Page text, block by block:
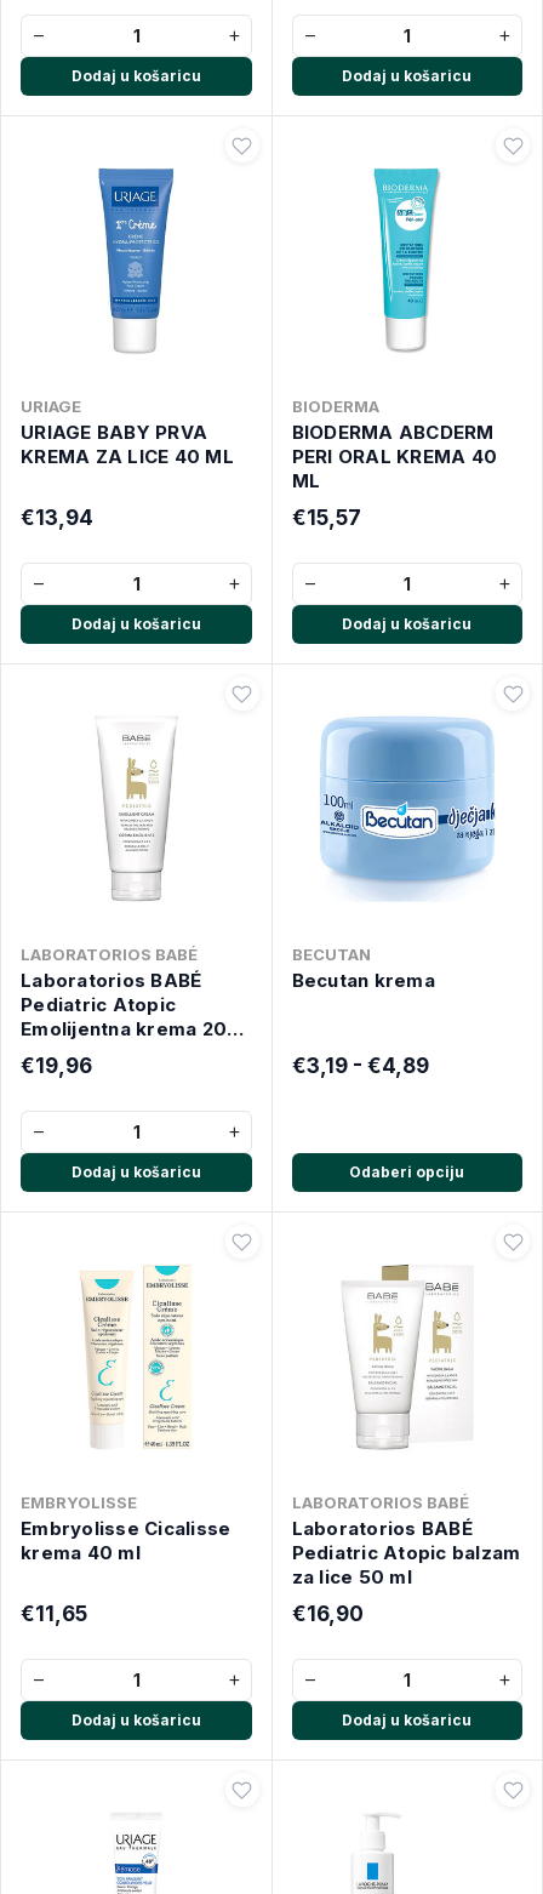
− +
Dodaj u košaricu
− +
Dodaj u košaricu
URIAGE
URIAGE BABY PRVA
KREMA ZA LICE 40 ML
€13,94
− +
Dodaj u košaricu
BIODERMA
BIODERMA ABCDERM
PERI ORAL KREMA 40
ML
€15,57
− +
Dodaj u košaricu
LABORATORIOS BABÉ
Laboratorios BABÉ
Pediatric Atopic
Emolijentna krema 200
ml
€19,96
− +
Dodaj u košaricu
BECUTAN
Becutan krema
€3,19 - €4,89
Odaberi opciju
EMBRYOLISSE
Embryolisse Cicalisse
krema 40 ml
€11,65
− +
Dodaj u košaricu
LABORATORIOS BABÉ
Laboratorios BABÉ
Pediatric Atopic balzam
za lice 50 ml
€16,90
− +
Dodaj u košaricu